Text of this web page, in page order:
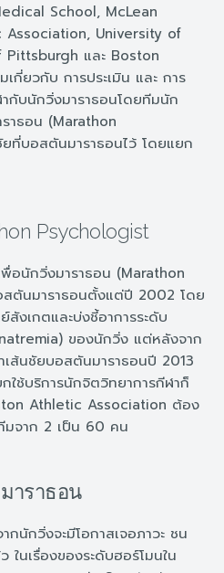
School, McLean
University of
และ Boston
กี่ยวกับ การประเมิน และ การ
กับนักวิ่งมาราธอนโดยทีมนัก
าธอน (Marathon
ที่บอสตันมาราธอนไว้ โดยแยก
Psychologist
อนักวิ่งมาราธอน (Marathon
ตันมาราธอนตั้งแต่ปี 2002 โดย
งเกตและบ่งชี้อาการระดับ
ของนักวิ่ง แต่หลังจาก
เส้นชัยบอสตันมาราธอนปี 2013
ใช้บริการนักจิตวิทยาการกีฬาก็
Athletic Association ต้อง
มจาก 2 เป็น 60 คน
าราธอน
กนักวิ่งจะมีโอกาสเจอภาวะ ชน
นเรื่องของระดับฮอร์โมนใน